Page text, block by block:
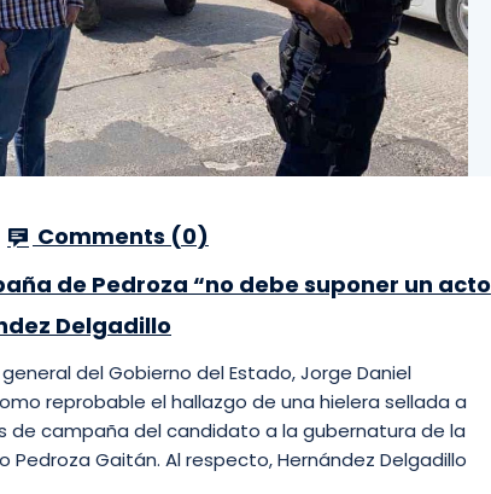
Comments (0)
de Pedroza “no debe suponer un acto
Delgadillo
del Gobierno del Estado, Jorge Daniel
reprobable el hallazgo de una hielera sellada a
de campaña del candidato a la gubernatura de la
Pedroza Gaitán. Al respecto, Hernández Delgadillo